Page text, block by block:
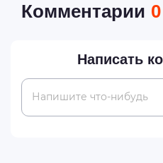
Комментарии 0
Написать
Напишите что-нибудь